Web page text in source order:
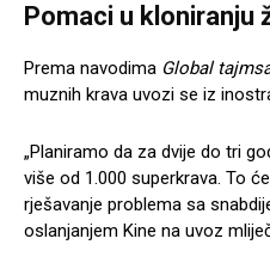
Pomaci u kloniranju
Prema navodima Global
muznih krava uvozi se iz
„Planiramo da za dvije do tri
više od 1.000 superkrava. To
rješavanje problema sa
oslanjanjem Kine na uvoz